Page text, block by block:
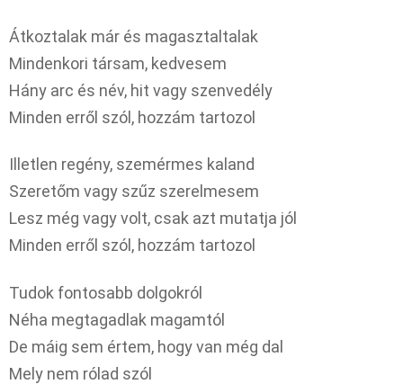
Átkoztalak már és magasztaltalak
Mindenkori társam, kedvesem
Hány arc és név, hit vagy szenvedély
Minden erről szól, hozzám tartozol
Illetlen regény, szemérmes kaland
Szeretőm vagy szűz szerelmesem
Lesz még vagy volt, csak azt mutatja jól
Minden erről szól, hozzám tartozol
Tudok fontosabb dolgokról
Néha megtagadlak magamtól
De máig sem értem, hogy van még dal
Mely nem rólad szól